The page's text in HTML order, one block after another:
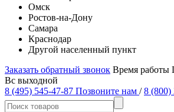
Омск
Ростов-на-Дону
Самара
Краснодар
Другой населенный пункт
Заказать обратный звонок Время работы
Вс выходной
8 (495) 545-47-87 Позвоните нам / 8 (800)